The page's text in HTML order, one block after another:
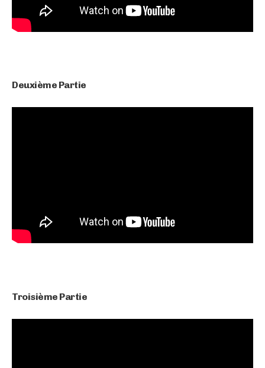
Deuxième Partie
Troisième Partie